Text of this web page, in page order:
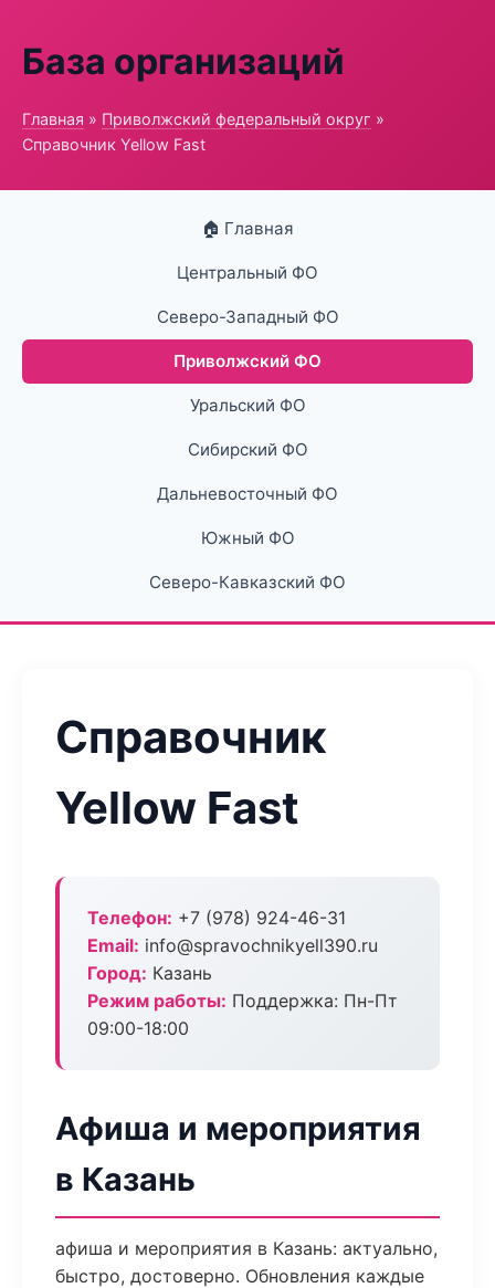
База организаций
Главная » Приволжский федеральный округ »
Справочник Yellow Fast
🏠 Главная
Центральный ФО
Северо-Западный ФО
Приволжский ФО
Уральский ФО
Сибирский ФО
Дальневосточный ФО
Южный ФО
Северо-Кавказский ФО
Справочник
Yellow Fast
Телефон: +7 (978) 924-46-31
Email: info@spravochnikyell390.ru
Город: Казань
Режим работы: Поддержка: Пн-Пт
09:00-18:00
Афиша и мероприятия
в Казань
афиша и мероприятия в Казань: актуально,
быстро, достоверно. Обновления каждые